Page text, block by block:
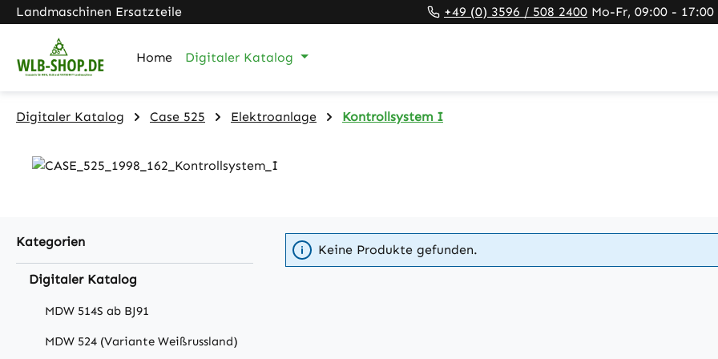
Hauptinhalt springen
Zur Suche springen
Zur Hauptnavigation springen
Landmaschinen Ersatzteile +49 (0) 3596 / 508 2400 Mo-Fr, 09:00 - 17:00
Home Digitaler Katalog
Digitaler Katalog Case 525 Elektroanlage Kontrollsystem I
Kategorien
Digitaler Katalog
MDW 514S ab BJ91
MDW 524 (Variante Weißrussland)
Keine Produkte gefunden.